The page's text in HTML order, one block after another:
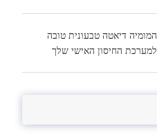
המומיה דיאטה טבעונית טובה
למערכת החיסון האישי שלך